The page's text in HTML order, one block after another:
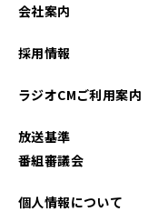
会社案内
採用情報
ラジオCMご利用案内
放送基準
番組審議会
個人情報について